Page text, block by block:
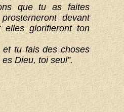
que tu as faites
devant
elles glorifieront ton
tu fais des choses
Dieu, toi seul”.